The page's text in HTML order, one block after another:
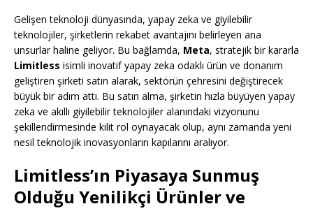
Gelişen teknoloji dünyasında, yapay zeka ve giyilebilir
teknolojiler, şirketlerin rekabet avantajını belirleyen ana
unsurlar haline geliyor. Bu bağlamda, Meta, stratejik bir kararla
Limitless isimli inovatif yapay zeka odaklı ürün ve donanım
geliştiren şirketi satın alarak, sektörün çehresini değiştirecek
büyük bir adım attı. Bu satın alma, şirketin hızla büyüyen yapay
zeka ve akıllı giyilebilir teknolojiler alanındaki vizyonunu
şekillendirmesinde kilit rol oynayacak olup, aynı zamanda yeni
nesil teknolojik inovasyonların kapılarını aralıyor.
Limitless’ın Piyasaya Sunmuş
Olduğu Yenilikçi Ürünler ve